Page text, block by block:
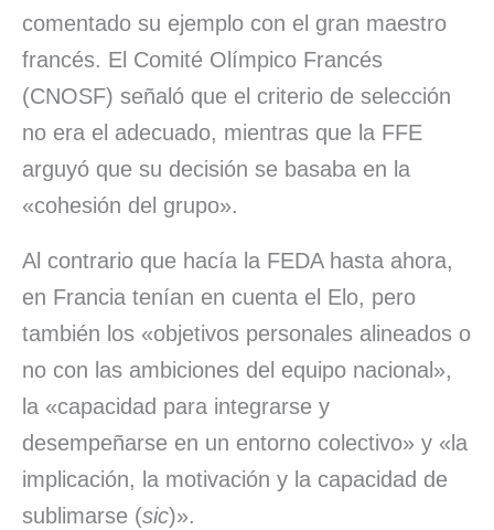
comentado su ejemplo con el gran maestro
francés. El Comité Olímpico Francés
(CNOSF) señaló que el criterio de selección
no era el adecuado, mientras que la FFE
arguyó que su decisión se basaba en la
«cohesión del grupo».
Al contrario que hacía la FEDA hasta ahora,
en Francia tenían en cuenta el Elo, pero
también los «objetivos personales alineados o
no con las ambiciones del equipo nacional»,
la «capacidad para integrarse y
desempeñarse en un entorno colectivo» y «la
implicación, la motivación y la capacidad de
sublimarse (sic)».